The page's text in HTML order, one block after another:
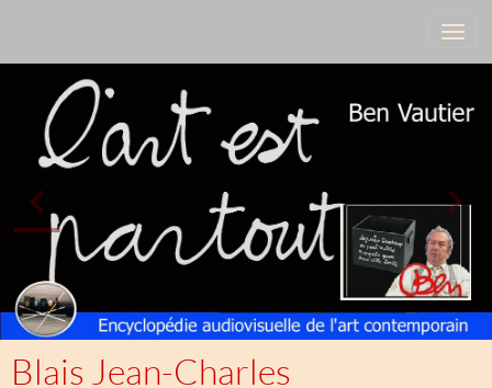
Blais Jean-Charles